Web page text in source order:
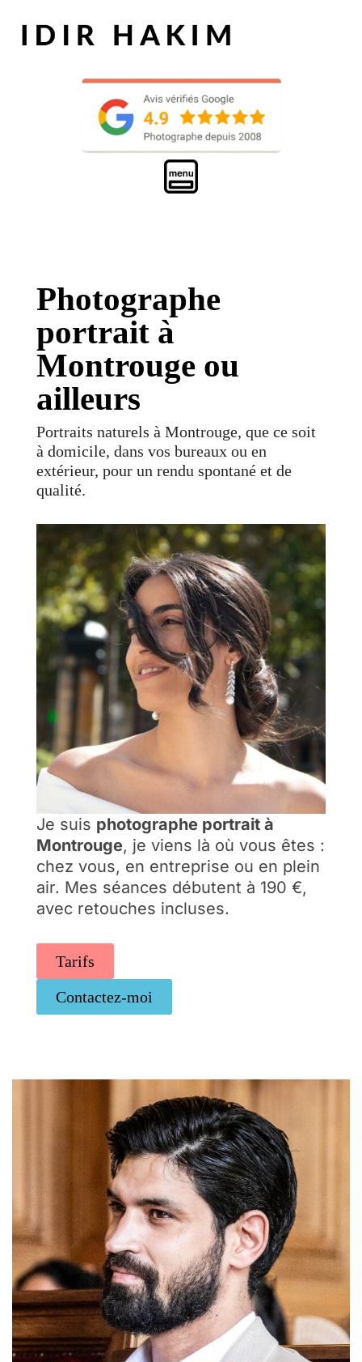
Photographe
portrait à
Montrouge ou
ailleurs
Portraits naturels à Montrouge, que ce soit
à domicile, dans vos bureaux ou en
extérieur, pour un rendu spontané et de
qualité.
Je suis photographe portrait à
Montrouge, je viens là où vous êtes :
chez vous, en entreprise ou en plein
air. Mes séances débutent à 190 €,
avec retouches incluses.
Tarifs
Contactez-moi